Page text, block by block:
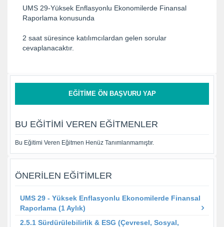
UMS 29-Yüksek Enflasyonlu Ekonomilerde Finansal
Raporlama konusunda
2 saat süresince katılımcılardan gelen sorular
cevaplanacaktır.
EĞITIME ÖN BAŞVURU YAP
BU EĞITIMI VEREN EĞITMENLER
Bu Eğitimi Veren Eğitmen Henüz Tanımlanmamıştır.
ÖNERILEN EĞITIMLER
UMS 29 - Yüksek Enflasyonlu Ekonomilerde Finansal
Raporlama (1 Aylık)
2.5.1 Sürdürülebilirlik & ESG (Çevresel, Sosyal,